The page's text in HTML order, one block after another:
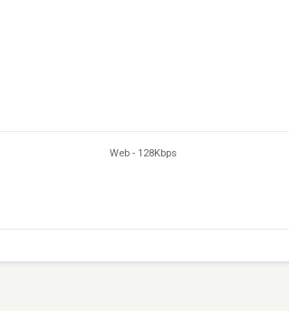
Web - 128Kbps